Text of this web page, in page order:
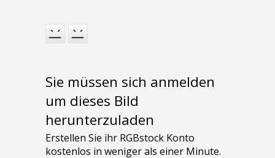
Sie müssen sich anmelden
um dieses Bild
herunterzuladen